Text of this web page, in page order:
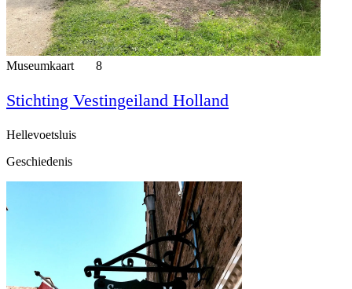
Museumkaart 8
Stichting Vestingeiland Holland
Hellevoetsluis
Geschiedenis